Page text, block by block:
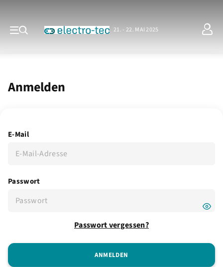
21. - 22. MAI 2025
Anmelden
E-Mail
Passwort
Passwort vergessen?